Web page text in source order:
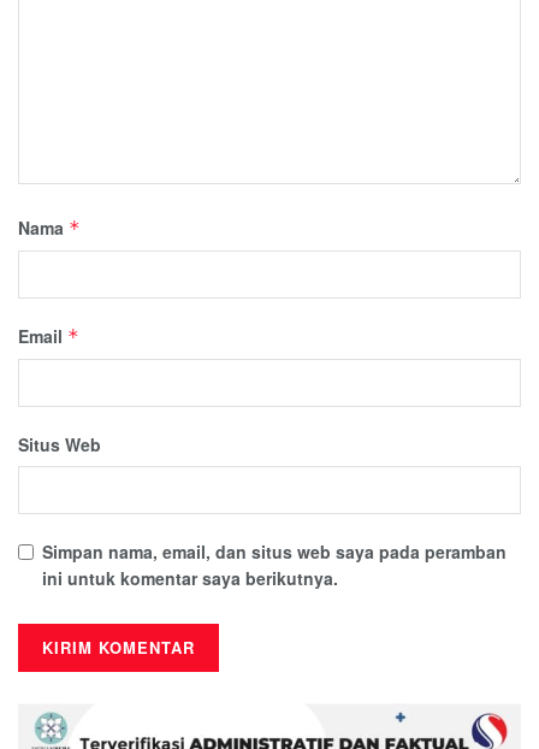
Nama *
Email *
Situs Web
Simpan nama, email, dan situs web saya pada peramban
ini untuk komentar saya berikutnya.